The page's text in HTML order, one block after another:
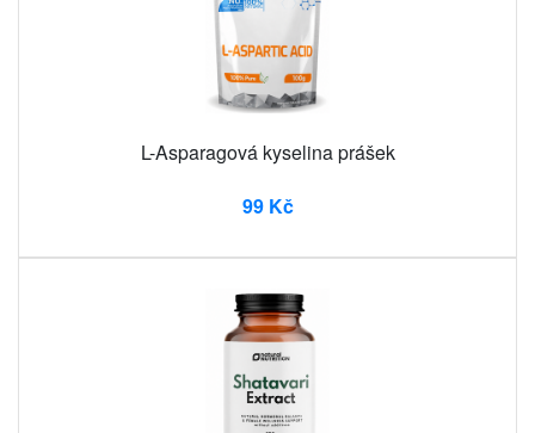
L-Asparagová kyselina prášek
99 Kč